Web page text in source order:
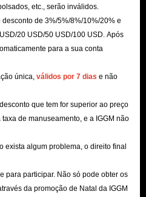
etc., serão inválidos.
de 3%/5%/8%/10%/20% e
20 USD/50 USD/100 USD. Após
para a sua conta
única, válidos por 7 dias e não
que tem for superior ao preço
de manuseamento, e a IGGM não
exista algum problema, o direito final
para participar. Não só pode obter os
da promoção de Natal da IGGM